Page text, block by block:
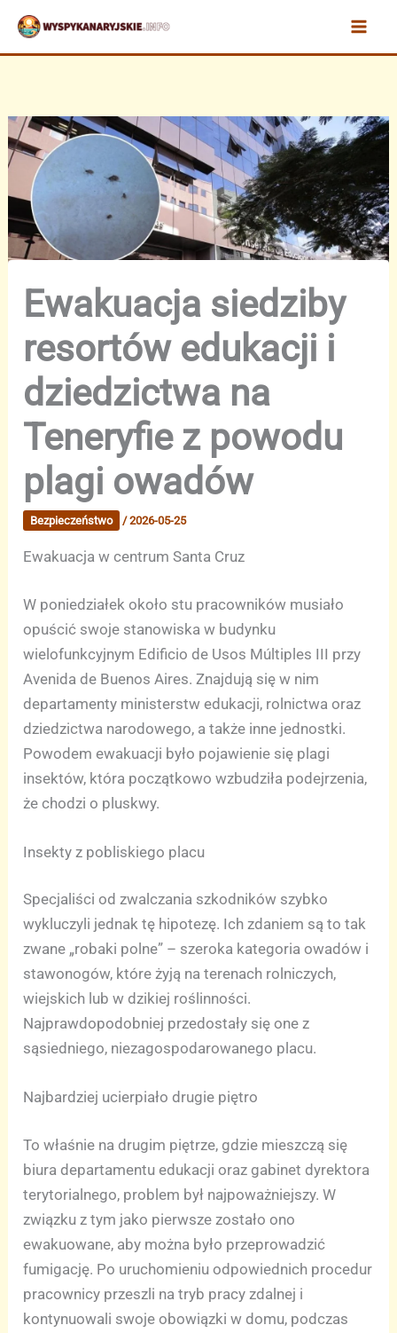
Przejdź
treści
Ewakuacja siedziby
resortów edukacji i
dziedzictwa na
Teneryfie z powodu
plagi owadów
Bezpieczeństwo /2026-05-25
Ewakuacja w centrum Santa Cruz
W poniedziałek około stu pracowników musiało
opuścić swoje stanowiska w budynku
wielofunkcyjnym Edificio de Usos Múltiples III przy
Avenida de Buenos Aires. Znajdują się w nim
departamenty ministerstw edukacji, rolnictwa oraz
dziedzictwa narodowego, a także inne jednostki.
Powodem ewakuacji było pojawienie się plagi
insektów, która początkowo wzbudziła podejrzenia,
że chodzi o pluskwy.
Insekty z pobliskiego placu
Specjaliści od zwalczania szkodników szybko
wykluczyli jednak tę hipotezę. Ich zdaniem są to tak
zwane „robaki polne” – szeroka kategoria owadów i
stawonogów, które żyją na terenach rolniczych,
wiejskich lub w dzikiej roślinności.
Najprawdopodobniej przedostały się one z
sąsiedniego, niezagospodarowanego placu.
Najbardziej ucierpiało drugie piętro
To właśnie na drugim piętrze, gdzie mieszczą się
biura departamentu edukacji oraz gabinet dyrektora
terytorialnego, problem był najpoważniejszy. W
związku z tym jako pierwsze zostało ono
ewakuowane, aby można było przeprowadzić
fumigację. Po uruchomieniu odpowiednich procedur
pracownicy przeszli na tryb pracy zdalnej i
kontynuowali swoje obowiązki w domu, podczas